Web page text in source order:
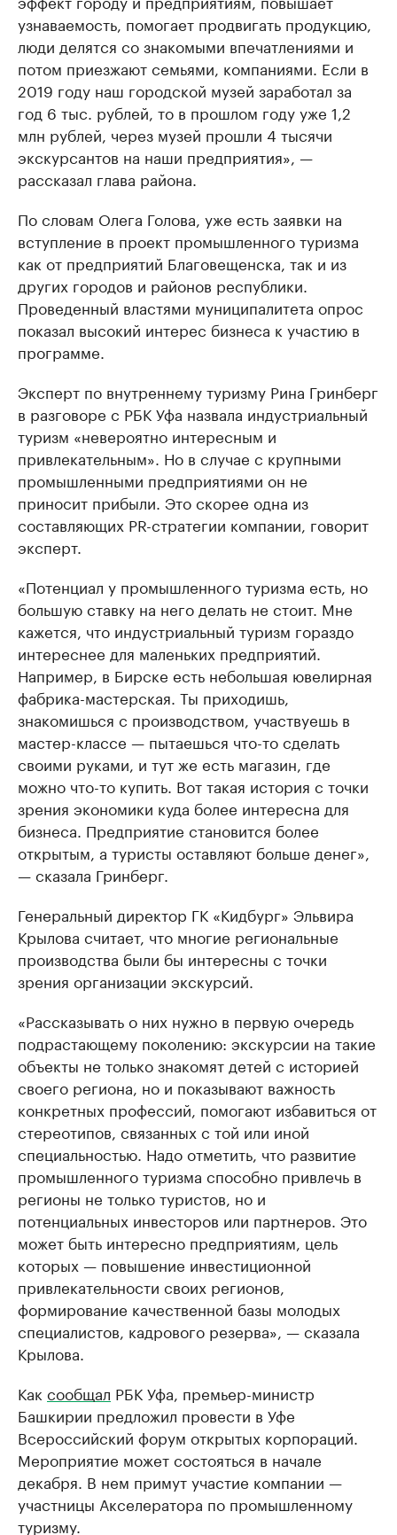
узнаваемость, помогает продвигать продукцию,
люди делятся со знакомыми впечатлениями и
потом приезжают семьями, компаниями. Если в
2019 году наш городской музей заработал за
год 6 тыс. рублей, то в прошлом году уже 1,2
млн рублей, через музей прошли 4 тысячи
экскурсантов на наши предприятия», —
рассказал глава района.
По словам Олега Голова, уже есть заявки на
вступление в проект промышленного туризма
как от предприятий Благовещенска, так и из
других городов и районов республики.
Проведенный властями муниципалитета опрос
показал высокий интерес бизнеса к участию в
программе.
Эксперт по внутреннему туризму Рина Гринберг
в разговоре с РБК Уфа назвала индустриальный
туризм «невероятно интересным и
привлекательным». Но в случае с крупными
промышленными предприятиями он не
приносит прибыли. Это скорее одна из
составляющих PR-стратегии компании, говорит
эксперт.
«Потенциал у промышленного туризма есть, но
большую ставку на него делать не стоит. Мне
кажется, что индустриальный туризм гораздо
интереснее для маленьких предприятий.
Например, в Бирске есть небольшая ювелирная
фабрика-мастерская. Ты приходишь,
знакомишься с производством, участвуешь в
мастер-классе — пытаешься что-то сделать
своими руками, и тут же есть магазин, где
можно что-то купить. Вот такая история с точки
зрения экономики куда более интересна для
бизнеса. Предприятие становится более
открытым, а туристы оставляют больше денег»,
— сказала Гринберг.
Генеральный директор ГК «Кидбург» Эльвира
Крылова считает, что многие региональные
производства были бы интересны с точки
зрения организации экскурсий.
«Рассказывать о них нужно в первую очередь
подрастающему поколению: экскурсии на такие
объекты не только знакомят детей с историей
своего региона, но и показывают важность
конкретных профессий, помогают избавиться от
стереотипов, связанных с той или иной
специальностью. Надо отметить, что развитие
промышленного туризма способно привлечь в
регионы не только туристов, но и
потенциальных инвесторов или партнеров. Это
может быть интересно предприятиям, цель
которых — повышение инвестиционной
привлекательности своих регионов,
формирование качественной базы молодых
специалистов, кадрового резерва», — сказала
Крылова.
Как сообщал РБК Уфа, премьер-министр
Башкирии предложил провести в Уфе
Всероссийский форум открытых корпораций.
Мероприятие может состояться в начале
декабря. В нем примут участие компании —
участницы Акселератора по промышленному
туризму.